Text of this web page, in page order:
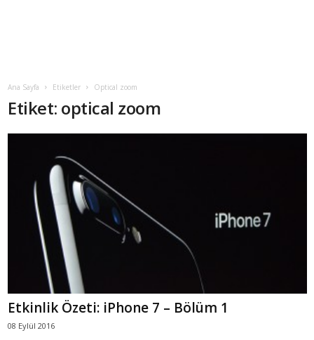
Ana Sayfa Etiketler Optical zoom
Etiket: optical zoom
Etkinlik Özeti: iPhone 7 – Bölüm 1
08 Eylül 2016